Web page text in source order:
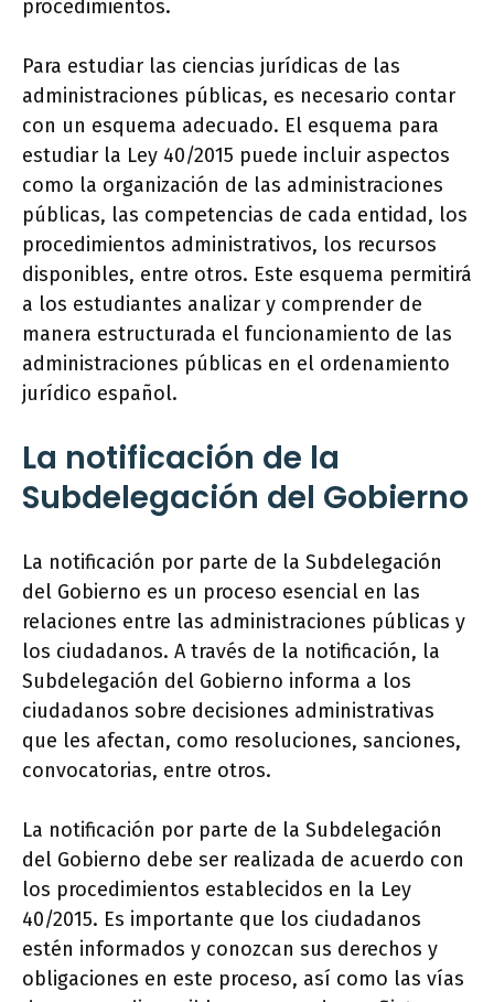
procedimientos.
Para estudiar las ciencias jurídicas de las
administraciones públicas, es necesario contar
con un esquema adecuado. El esquema para
estudiar la Ley 40/2015 puede incluir aspectos
como la organización de las administraciones
públicas, las competencias de cada entidad, los
procedimientos administrativos, los recursos
disponibles, entre otros. Este esquema permitirá
a los estudiantes analizar y comprender de
manera estructurada el funcionamiento de las
administraciones públicas en el ordenamiento
jurídico español.
La notificación de la
Subdelegación del Gobierno
La notificación por parte de la Subdelegación
del Gobierno es un proceso esencial en las
relaciones entre las administraciones públicas y
los ciudadanos. A través de la notificación, la
Subdelegación del Gobierno informa a los
ciudadanos sobre decisiones administrativas
que les afectan, como resoluciones, sanciones,
convocatorias, entre otros.
La notificación por parte de la Subdelegación
del Gobierno debe ser realizada de acuerdo con
los procedimientos establecidos en la Ley
40/2015. Es importante que los ciudadanos
estén informados y conozcan sus derechos y
obligaciones en este proceso, así como las vías